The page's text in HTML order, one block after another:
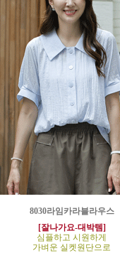
8030라임카라블라우스
[잘나가요-대박템]
심플하고 시원하게
가벼운 실켓원단으로